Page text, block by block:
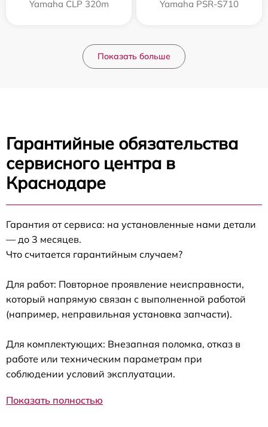
Yamaha CLP 320m
Yamaha PSR-S710
Показать больше
Гарантийные обязательства
сервисного центра в
Краснодаре
Гарантия от сервиса: на установленные нами детали
— до 3 месяцев.
Что считается гарантийным случаем?
Для работ: Повторное проявление неисправности,
который напрямую связан с выполненной работой
(например, неправильная установка запчасти).
Для комплектующих: Внезапная поломка, отказ в
работе или техническим параметрам при
соблюдении условий эксплуатации.
Показать полностью